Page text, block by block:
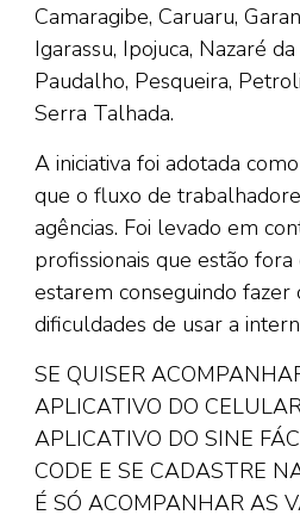
Camaragibe, Caruaru,
Igarassu, Ipojuca, Nazaré
Paudalho, Pesqueira,
Serra Talhada.
A iniciativa foi adotada
que o fluxo de
agências. Foi levado em
profissionais que estão
estarem conseguindo
dificuldades de usar a
SE QUISER
APLICATIVO DO
APLICATIVO DO SINE
CODE E SE CADASTRE
É SÓ ACOMPANHAR AS